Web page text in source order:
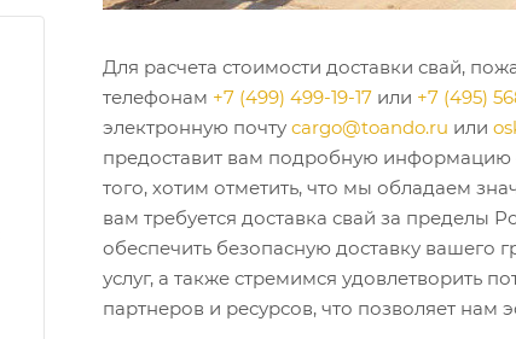
Для расчета стоимости доставки свай,
телефонам +7 (499) 499-19-17 или +7 (495)
электронную почту cargo@toando.ru или
предоставит вам подробную информацию
того, хотим отметить, что мы обладаем
вам требуется доставка свай за пределы
обеспечить безопасную доставку вашего
услуг, а также стремимся удовлетворить
партнеров и ресурсов, что позволяет